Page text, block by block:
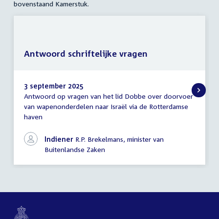
bovenstaand Kamerstuk.
Antwoord
schriftelijke
vragen
3 september 2025
Antwoord op vragen van het lid Dobbe over doorvoer
van wapenonderdelen naar Israël via de Rotterdamse
haven
Indiener R.P. Brekelmans, minister van
Buitenlandse Zaken
Antwoord schriftelijke vragen